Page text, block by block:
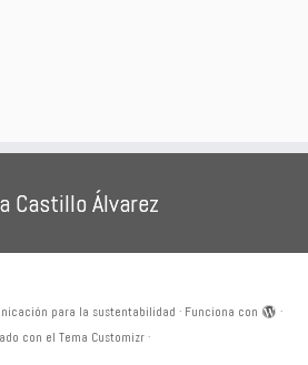
Castillo Álvarez
para la sustentabilidad · Funciona con
·
con el Tema Customizr·